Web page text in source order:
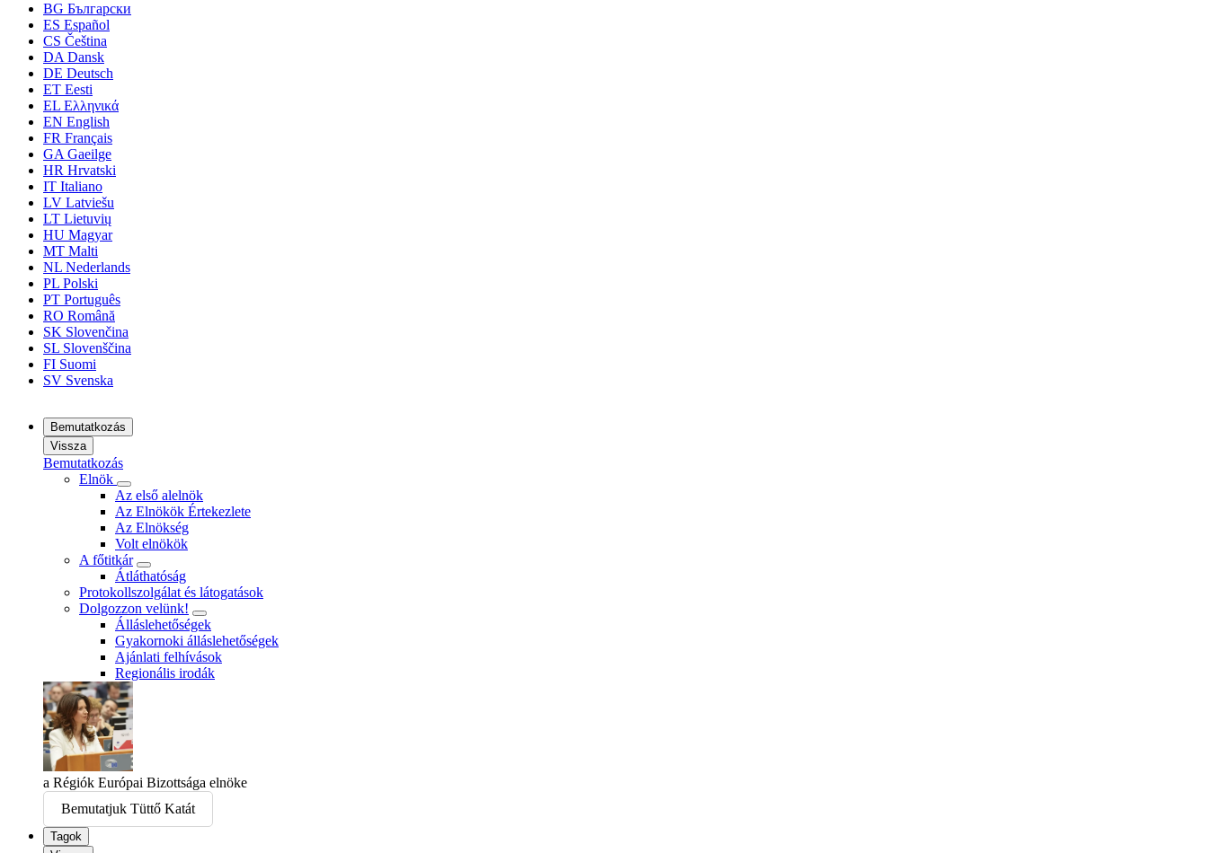
BG Български
ES Español
CS Čeština
DADansk
DE Deutsch
ET Eesti
EL Ελληνικά
EN English
FR Français
GAGaeilge
HR Hrvatski
IT Italiano
LV Latviešu
LT Lietuvių
HU Magyar
MT Malti
NL Nederlands
PL Polski
PT Português
RO Română
SK Slovenčina
SL Slovenščina
FI Suomi
SV Svenska
Bemutatkozás
Vissza
Bemutatkozás
Elnök
Az első alelnök
Az Elnökök Értekezlete
Az Elnökség
Volt elnökök
A főtitkár
Átláthatóság
Protokollszolgálat és látogatások
Dolgozzon velünk!
Álláslehetőségek
Gyakornoki álláslehetőségek
Ajánlati felhívások
Regionális irodák
a Régiók Európai Bizottsága elnöke
Bemutatjuk Tüttő Katát
Tagok